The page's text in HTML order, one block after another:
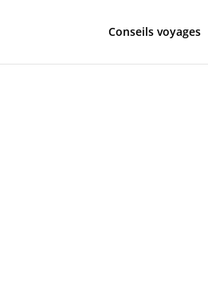
Conseils voyages